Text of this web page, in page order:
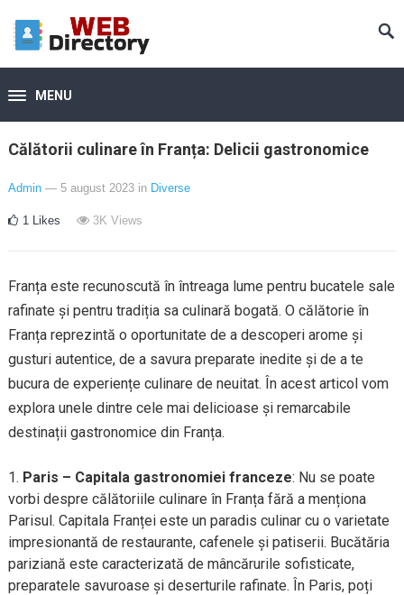
MENU
Călătorii culinare în Franța: Delicii gastronomice
Admin — 5 august 2023 in Diverse
1 Likes 3K Views
Franța este recunoscută în întreaga lume pentru bucatele sale
rafinate și pentru tradiția sa culinară bogată. O călătorie în
Franța reprezintă o oportunitate de a descoperi arome și
gusturi autentice, de a savura preparate inedite și de a te
bucura de experiențe culinare de neuitat. În acest articol vom
explora unele dintre cele mai delicioase și remarcabile
destinații gastronomice din Franța.
Paris – Capitala gastronomiei franceze: Nu se poate
vorbi despre călătoriile culinare în Franța fără a menționa
Parisul. Capitala Franței este un paradis culinar cu o varietate
impresionantă de restaurante, cafenele și patiserii. Bucătăria
pariziană este caracterizată de mâncărurile sofisticate,
preparatele savuroase și deserturile rafinate. În Paris, poți